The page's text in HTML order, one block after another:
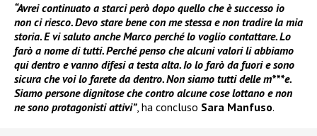
“Avrei continuato a starci però dopo quello che è successo io
non ci riesco. Devo stare bene con me stessa e non tradire la mia
storia. E vi saluto anche Marco perché lo voglio contattare. Lo
farò a nome di tutti. Perché penso che alcuni valori li abbiamo
qui dentro e vanno difesi a testa alta. Io lo farò da fuori e sono
sicura che voi lo farete da dentro. Non siamo tutti delle m***e.
Siamo persone dignitose che contro alcune cose lottano e non
ne sono protagonisti attivi”, ha concluso Sara Manfuso.